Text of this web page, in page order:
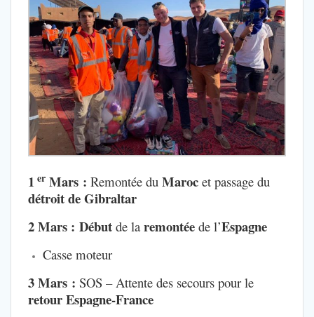
1 erMars : Remontée du Marocet passage du
détroit de Gibraltar
2 Mars : Début de la remontée de l’Espagne
Casse moteur
3 Mars : SOS – Attente des secours pour le
retour Espagne-France